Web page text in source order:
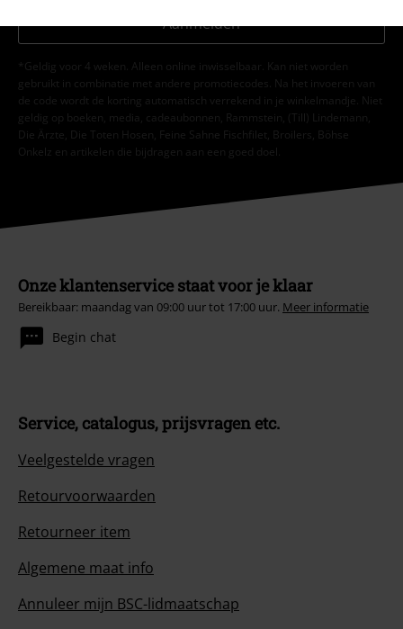
Aanmelden
*Geldig voor 4 weken. Alleen online inwisselbaar. Kan niet worden
gebruikt in combinatie met andere promotiecodes. Na het invoeren van
de code wordt de korting automatisch verrekend in je winkelmandje. Niet
geldig op boeken, media, cadeaubonnen, Rammstein, (Till) Lindemann,
Die Ärzte, Die Toten Hosen, Feine Sahne Fischfilet, Broilers, Böhse
Onkelz en artikelen die bijdragen aan een goed doel.
Onze klantenservice staat voor je klaar
Bereikbaar: maandag van 09:00 uur tot 17:00 uur. Meer informatie
Begin chat
Service, catalogus, prijsvragen etc.
Veelgestelde vragen
Retourvoorwaarden
Retourneer item
Algemene maat info
Annuleer mijn BSC-lidmaatschap